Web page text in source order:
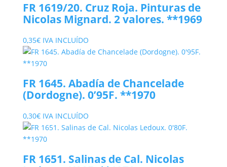
FR 1619/20. Cruz Roja. Pinturas de
Nicolas Mignard. 2 valores. **1969
0,35€ IVA INCLUÍDO
FR 1645. Abadía de Chancelade
(Dordogne). 0’95F. **1970
0,30€ IVA INCLUÍDO
FR 1651. Salinas de Cal. Nicolas